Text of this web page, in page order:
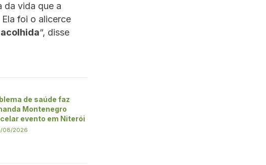
da vida que a
Ela foi o alicerce
“, disse
de saúde faz
Montenegro
evento em Niterói
2026